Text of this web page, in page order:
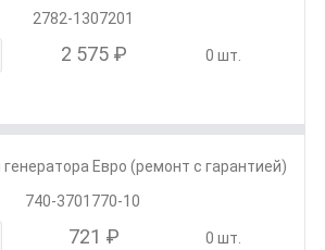
2782-1307201
2 575 ₽ 0 шт.
Евро (ремонт с гарантией)
740-3701770-10
721 ₽ 0 шт.